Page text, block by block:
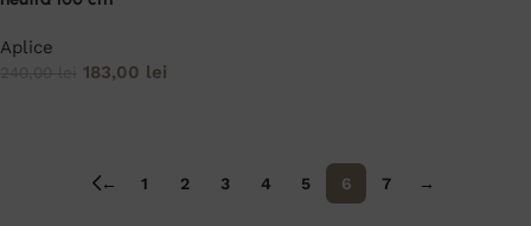
Aplice
183,00 lei
← 1 2 3 4 5 6 7 →